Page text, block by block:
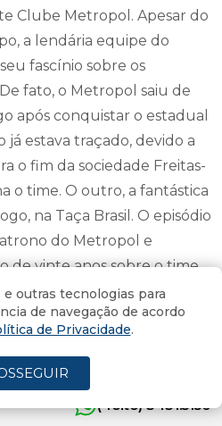
Clube Metropol. Apesar do
a lendária equipe do
fascínio sobre os
fato, o Metropol saiu de
após conquistar o estadual
já estava traçado, devido a
o fim da sociedade Freitas-
o time. O outro, a fantástica
na Taça Brasil. O episódio
do Metropol e
de vinte anos sobre o time
Dias. PUC-RJ
(4oito) 3431.5150
outras tecnologias para
de navegação de acordo
de Privacidade.